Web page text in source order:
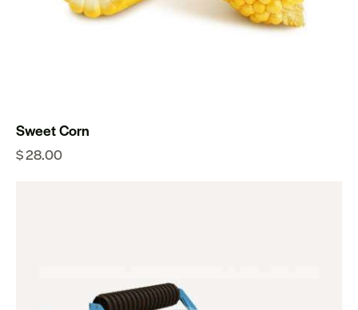
Sweet Corn
$28.00